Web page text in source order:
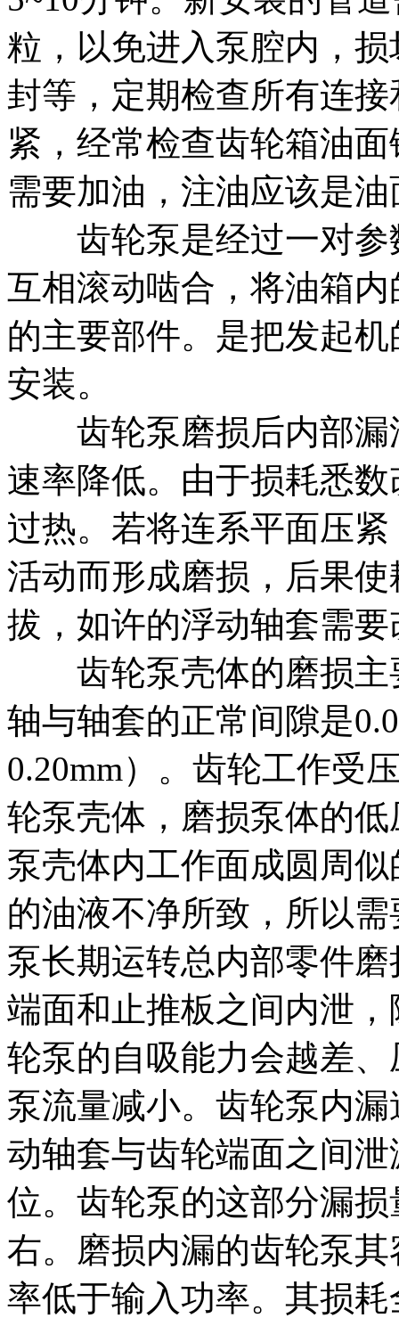
粒，以免进入泵腔内，
封等，定期检查所有连
紧，经常检查齿轮箱油
需要加油，注油应该是
齿轮泵是经过一对参
互相滚动啮合，将油箱
的主要部件。是把发起
安装。
齿轮泵磨损后内部漏
速率降低。由于损耗悉
过热。若将连系平面压
活动而形成磨损，后果
拔，如许的浮动轴套需
齿轮泵壳体的磨损主
轴与轴套的正常间隙是
0.20mm）。齿轮工作受
轮泵壳体，磨损泵体的
泵壳体内工作面成圆周
的油液不净所致，所以
泵长期运转总内部零件
端面和止推板之间内泄
轮泵的自吸能力会越差
泵流量减小。齿轮泵内
动轴套与齿轮端面之间
位。齿轮泵的这部分漏
右。磨损内漏的齿轮泵
率低于输入功率。其损